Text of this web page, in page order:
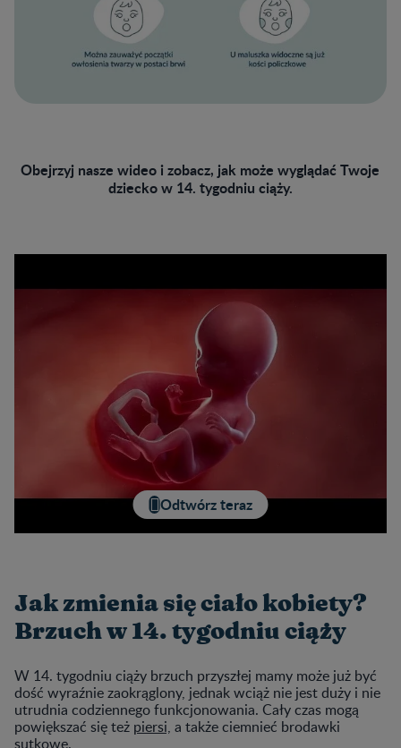
Obejrzyj nasze wideo i zobacz, jak może wyglądać Twoje
dziecko w 14. tygodniu ciąży.
Odtwórz teraz
Jak zmienia się ciało kobiety?
Brzuch w 14. tygodniu ciąży
W 14. tygodniu ciąży brzuch przyszłej mamy może już być
dość wyraźnie zaokrąglony, jednak wciąż nie jest duży i nie
utrudnia codziennego funkcjonowania. Cały czas mogą
powiększać się też piersi, a także ciemnieć brodawki
sutkowe.